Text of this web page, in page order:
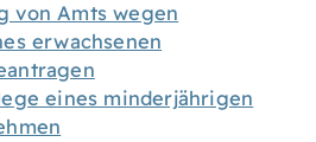
von Amts wegen
erwachsenen
eines minderjährigen